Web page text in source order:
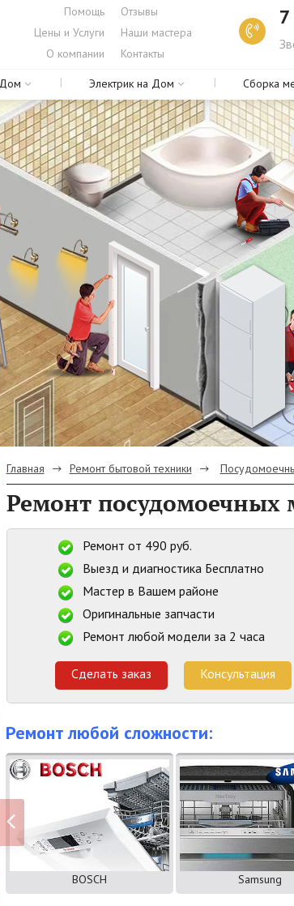
Помощь
Отзывы
Цены и Услуги
Наши мастера
О компании
Контакты
Дом Электрик на Дом Сборка
Главная Ремонт бытовой техники
Ремонт
Ремонт от 490 руб.
Выезд и диагностика Бесплатно
Мастер в Вашем районе
Оригинальные запчасти
Ремонт любой модели за 2 часа
Сделать заказ Консультация
Ремонт любой сложности:
BOSCH Samsung